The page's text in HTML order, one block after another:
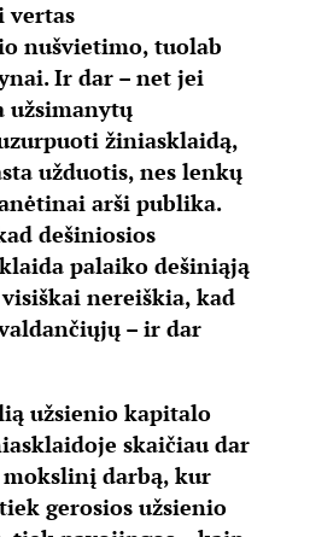
vertas
nušvietimo, tuolab
Ir dar – net jei
užsimanytų
žiniasklaidą,
užduotis, nes lenkų
arši publika.
dešiniosios
palaiko dešiniąją
nereiškia, kad
– ir dar
užsienio kapitalo
skaičiau dar
mokslinį darbą, kur
gerosios užsienio